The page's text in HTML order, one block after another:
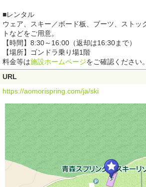
■レンタル
ウェア、スキー／ボード板、ブーツ、ストッ
トなどをご用意。
【時間】8:30～16:00（返却は16:30まで）
【場所】ゴンドラ乗り場1階
料金等は施設ホームページをご確認ください。
URL
https://aomorispring.com/ja/ski